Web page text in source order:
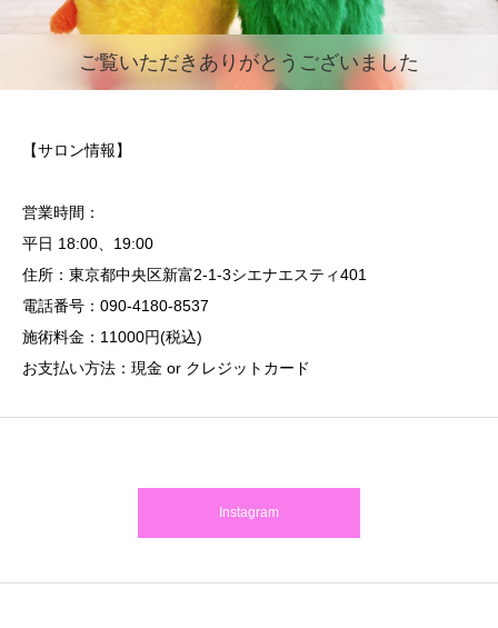
ご覧いただきありがとうございました
【サロン情報】
営業時間：
平日 18:00、19:00
住所：東京都中央区新富2-1-3シエナエスティ401
電話番号：090-4180-8537
施術料金：11000円(税込)
お支払い方法：現金 or クレジットカード
Instagram